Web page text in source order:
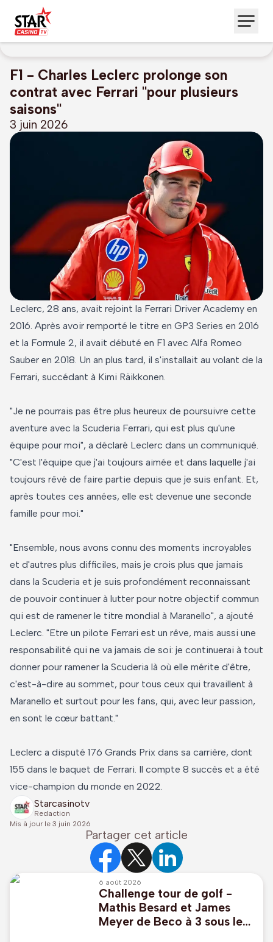
F1 - Charles Leclerc prolonge son
contrat avec Ferrari "pour plusieurs
saisons"
3 juin 2026
Leclerc, 28 ans, avait rejoint la Ferrari Driver Academy en
2016. Après avoir remporté le titre en GP3 Series en 2016
et la Formule 2, il avait débuté en F1 avec Alfa Romeo
Sauber en 2018. Un an plus tard, il s'installait au volant de la
Ferrari, succédant à Kimi Räikkonen.
"Je ne pourrais pas être plus heureux de poursuivre cette
aventure avec la Scuderia Ferrari, qui est plus qu'une
équipe pour moi", a déclaré Leclerc dans un communiqué.
"C'est l'équipe que j'ai toujours aimée et dans laquelle j'ai
toujours rêvé de faire partie depuis que je suis enfant. Et,
après toutes ces années, elle est devenue une seconde
famille pour moi."
"Ensemble, nous avons connu des moments incroyables
et d'autres plus difficiles, mais je crois plus que jamais
dans la Scuderia et je suis profondément reconnaissant
de pouvoir continuer à lutter pour notre objectif commun
qui est de ramener le titre mondial à Maranello", a ajouté
Leclerc. "Etre un pilote Ferrari est un rêve, mais aussi une
responsabilité qui ne va jamais de soi: je continuerai à tout
donner pour ramener la Scuderia là où elle mérite d'être,
c'est-à-dire au sommet, pour tous ceux qui travaillent à
Maranello et surtout pour les fans, qui, avec leur passion,
en sont le cœur battant."
Leclerc a disputé 176 Grands Prix dans sa carrière, dont
155 dans le baquet de Ferrari. Il compte 8 succès et a été
vice-champion du monde en 2022.
Starcasinotv
Redaction
Mis à jour le 3 juin 2026
Partager cet article
6 août 2026
Challenge tour de golf -
Mathis Besard et James
Meyer de Beco à 3 sous le